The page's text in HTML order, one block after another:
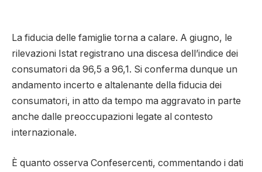
La fiducia delle famiglie torna a calare. A giugno, le
rilevazioni Istat registrano una discesa dell’indice dei
consumatori da 96,5 a 96,1. Si conferma dunque un
andamento incerto e altalenante della fiducia dei
consumatori, in atto da tempo ma aggravato in parte
anche dalle preoccupazioni legate al contesto
internazionale.
È quanto osserva Confesercenti, commentando i dati